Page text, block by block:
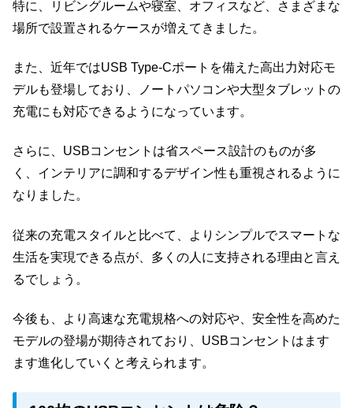
特に、リビングルームや寝室、オフィスなど、さまざまな
場所で設置されるケースが増えてきました。
また、近年ではUSB Type-Cポートを備えた高出力対応モ
デルも登場しており、ノートパソコンや大型タブレットの
充電にも対応できるようになっています。
さらに、USBコンセントは省スペース設計のものが多
く、インテリアに調和するデザイン性も重視されるように
なりました。
従来の充電スタイルと比べて、よりシンプルでスマートな
生活を実現できる点が、多くの人に支持される理由と言え
るでしょう。
今後も、より高速な充電規格への対応や、安全性を高めた
モデルの登場が期待されており、USBコンセントはます
ます進化していくと考えられます。